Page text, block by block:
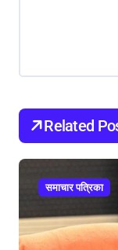
i
g
a
t
n
Related
समाचार पत्रिका